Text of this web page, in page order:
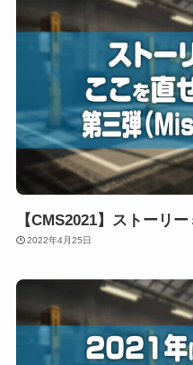
【CMS2021】ストーリ
2022年4月25日